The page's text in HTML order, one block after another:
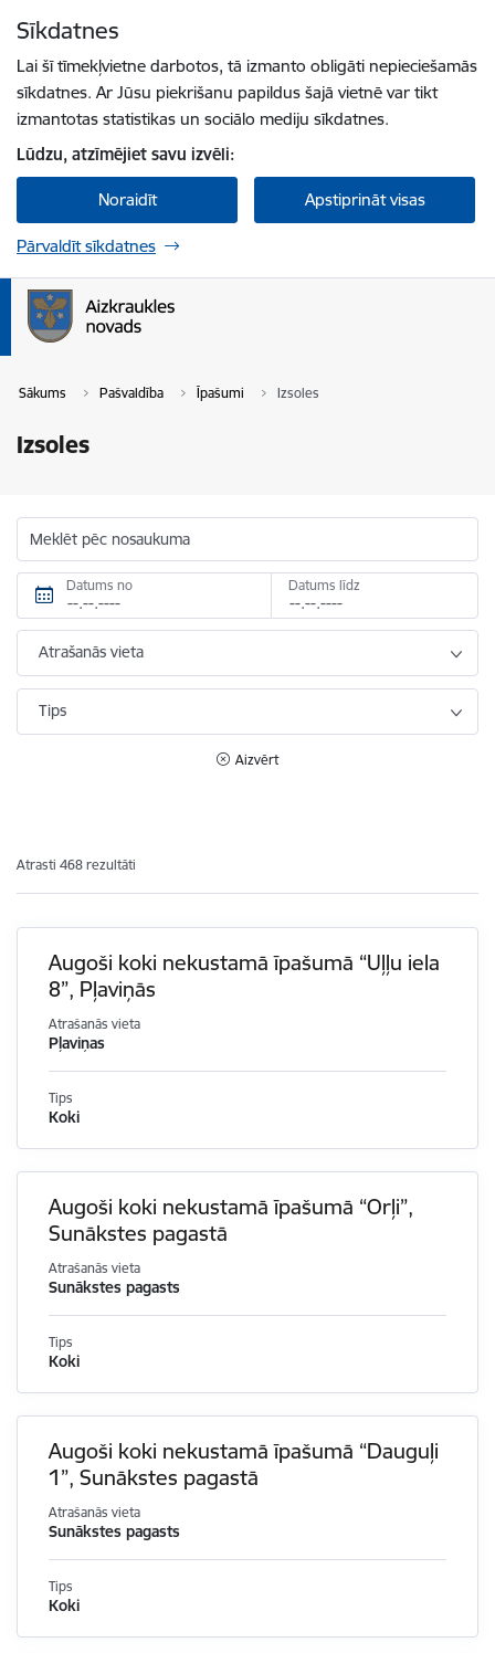
Sīkdatnes
Lai šī tīmekļvietne darbotos, tā izmanto obligāti nepieciešamās
sīkdatnes. Ar Jūsu piekrišanu papildus šajā vietnē var tikt
izmantotas statistikas un sociālo mediju sīkdatnes.
Lūdzu, atzīmējiet savu izvēli:
Noraidīt Apstiprināt visas
Pārvaldīt sīkdatnes
Sākums Pašvaldība Īpašumi Izsoles
Izsoles
Meklēt pēc nosaukuma
Datums no Datums līdz
Atrašanās vieta
Tips
Aizvērt
Atrasti 468 rezultāti
Augoši koki nekustamā īpašumā “Uļļu iela
8”, Pļaviņās
Atrašanās vieta
Pļaviņas
Tips
Koki
Augoši koki nekustamā īpašumā “Orļi”,
Sunākstes pagastā
Atrašanās vieta
Sunākstes pagasts
Tips
Koki
Augoši koki nekustamā īpašumā “Dauguļi
1”, Sunākstes pagastā
Atrašanās vieta
Sunākstes pagasts
Tips
Koki